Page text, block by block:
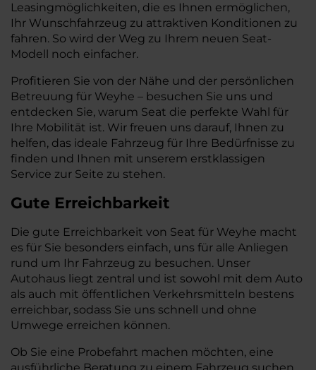
Leasingmöglichkeiten, die es Ihnen ermöglichen,
Ihr Wunschfahrzeug zu attraktiven Konditionen zu
fahren. So wird der Weg zu Ihrem neuen Seat-
Modell noch einfacher.
Profitieren Sie von der Nähe und der persönlichen
Betreuung für Weyhe – besuchen Sie uns und
entdecken Sie, warum Seat die perfekte Wahl für
Ihre Mobilität ist. Wir freuen uns darauf, Ihnen zu
helfen, das ideale Fahrzeug für Ihre Bedürfnisse zu
finden und Ihnen mit unserem erstklassigen
Service zur Seite zu stehen.
Gute Erreichbarkeit
Die gute Erreichbarkeit von Seat für Weyhe macht
es für Sie besonders einfach, uns für alle Anliegen
rund um Ihr Fahrzeug zu besuchen. Unser
Autohaus liegt zentral und ist sowohl mit dem Auto
als auch mit öffentlichen Verkehrsmitteln bestens
erreichbar, sodass Sie uns schnell und ohne
Umwege erreichen können.
Ob Sie eine Probefahrt machen möchten, eine